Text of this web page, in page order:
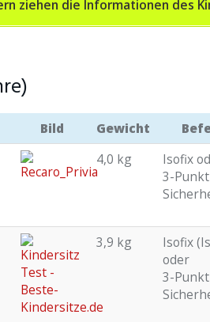
ziehen die Informationen des
Bild Gewicht
4,0 kg
Isofix
3-Punkt
3,9 kg
Isofix
oder
3-Punkt